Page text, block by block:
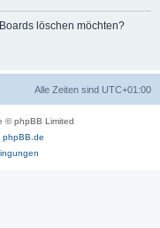
löschen möchten?
Alle Zeiten sind UTC+01:00
© phpBB Limited
phpBB.de